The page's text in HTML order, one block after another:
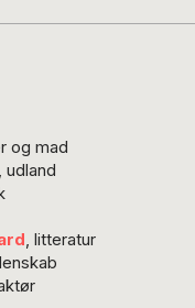
og mad
, udland
, litteratur